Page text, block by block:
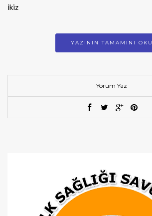
ikiz
YAZININ TAMAMINI OKU
Yorum Yaz